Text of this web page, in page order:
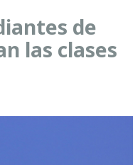
de
las clases